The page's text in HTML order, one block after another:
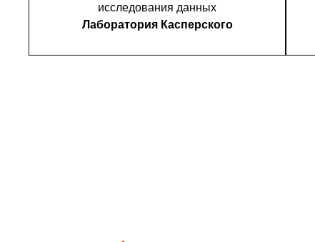
исследования данных
Лаборатория Касперского